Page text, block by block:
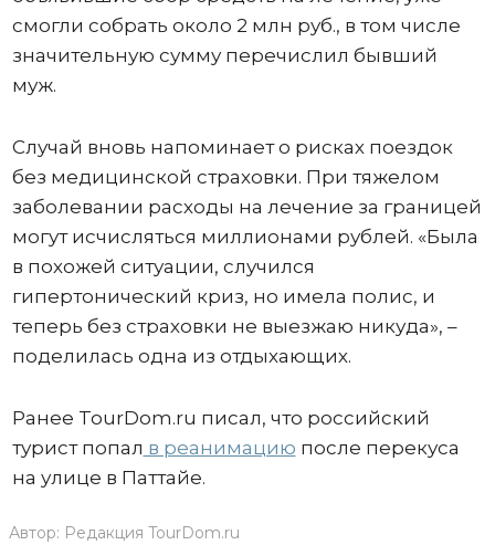
смогли собрать около 2 млн руб., в том числе
значительную сумму перечислил бывший
муж.
Случай вновь напоминает о рисках поездок
без медицинской страховки. При тяжелом
заболевании расходы на лечение за границей
могут исчисляться миллионами рублей. «Была
в похожей ситуации, случился
гипертонический криз, но имела полис, и
теперь без страховки не выезжаю никуда», –
поделилась одна из отдыхающих.
Ранее TourDom.ru писал, что российский
турист попал в реанимацию после перекуса
на улице в Паттайе.
Автор: Редакция TourDom.ru